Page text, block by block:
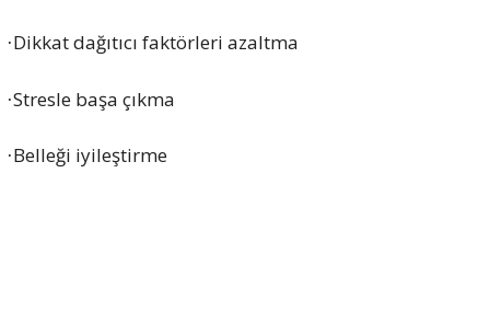
·Dikkat dağıtıcı faktörleri azaltma
·Stresle başa çıkma
·Belleği iyileştirme